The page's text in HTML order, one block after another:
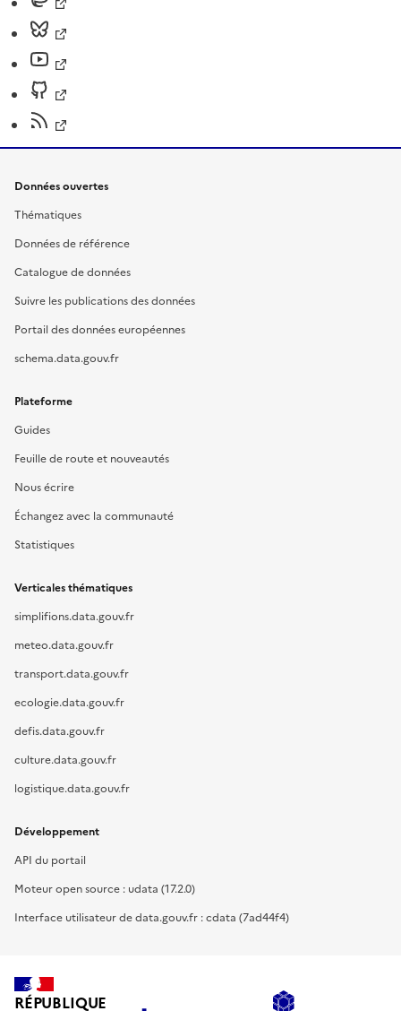
Données ouvertes
Thématiques
Données de référence
Catalogue de données
Suivre les publications des données
Portail des données européennes
schema.data.gouv.fr
Plateforme
Guides
Feuille de route et nouveautés
Nous écrire
Échangez avec la communauté
Statistiques
Verticales thématiques
simplifions.data.gouv.fr
meteo.data.gouv.fr
transport.data.gouv.fr
ecologie.data.gouv.fr
defis.data.gouv.fr
culture.data.gouv.fr
logistique.data.gouv.fr
Développement
API du portail
Moteur open source : udata (17.2.0)
Interface utilisateur de data.gouv.fr : cdata (7ad44f4)
RÉPUBLIQUE